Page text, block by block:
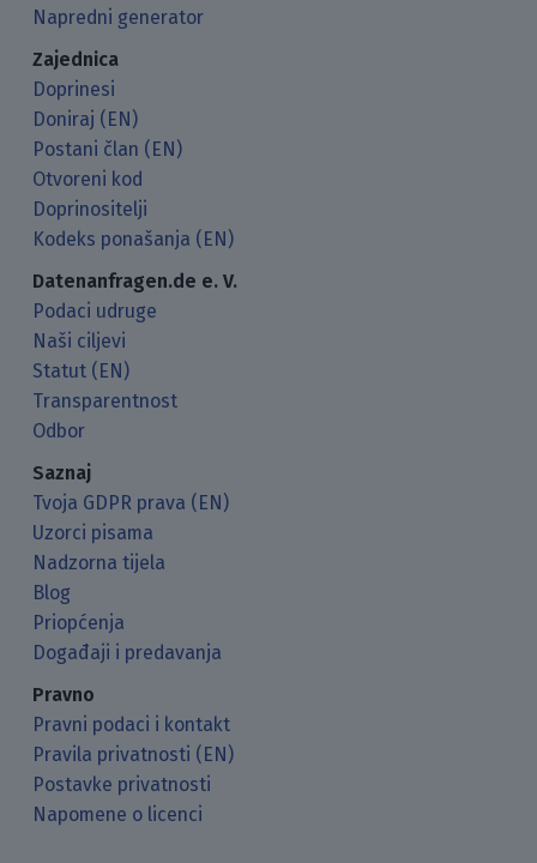
Napredni generator
Zajednica
Doprinesi
Doniraj (EN)
Postani član (EN)
Otvoreni kod
Doprinositelji
Kodeks ponašanja (EN)
Datenanfragen.de e. V.
Podaci udruge
Naši ciljevi
Statut (EN)
Transparentnost
Odbor
Saznaj
Tvoja GDPR prava (EN)
Uzorci pisama
Nadzorna tijela
Blog
Priopćenja
Događaji i predavanja
Pravno
Pravni podaci i kontakt
Pravila privatnosti (EN)
Postavke privatnosti
Napomene o licenci